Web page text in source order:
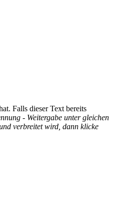
Falls dieser Text bereits
- Weitergabe unter gleichen
verbreitet wird, dann klicke